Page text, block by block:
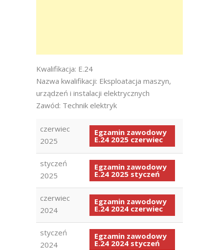
Kwalifikacja: E.24
Nazwa kwalifikacji: Eksploatacja maszyn,
urządzeń i instalacji elektrycznych
Zawód: Technik elektryk
czerwiec
2025
Egzamin zawodowy
E.24 2025 czerwiec
styczeń
2025
Egzamin zawodowy
E.24 2025 styczeń
czerwiec
2024
Egzamin zawodowy
E.24 2024 czerwiec
styczeń
2024
Egzamin zawodowy
E.24 2024 styczeń